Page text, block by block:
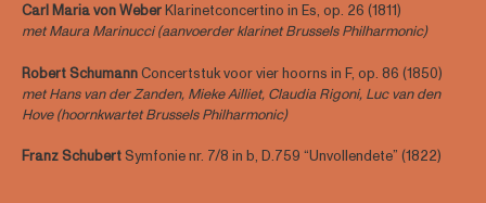
Carl Maria von WeberKlarinetconcertino in Es, op. 26 (1811)
met Maura Marinucci (aanvoerder klarinet Brussels Philharmonic)
Robert SchumannConcertstuk voor vier hoorns in F, op. 86 (1850)
met Hans van der Zanden, Mieke Ailliet, Claudia Rigoni, Luc van den
Hove (hoornkwartet Brussels Philharmonic)
Franz SchubertSymfonie nr. 7/8 in b, D.759 “Unvollendete” (1822)